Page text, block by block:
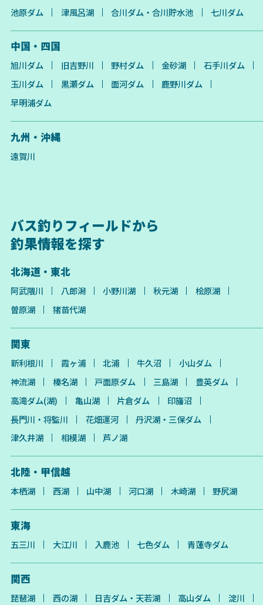
池原ダム
津風呂湖 合川ダム・合川貯水池 七川ダム
中国・四国
旭川ダム 旧吉野川 野村ダム 金砂湖
石手川ダム
玉川ダム
黒瀬ダム 面河ダム
鹿野川ダム
早明浦ダム
九州・沖縄
遠賀川
バス釣りフィールドから
釣果情報を探す
北海道・東北
阿武隈川 八郎潟 小野川湖 秋元湖
桧原湖
曽原湖
猪苗代湖
関東
新利根川 霞ヶ浦 北浦 牛久沼
小山ダム
神流湖
榛名湖 戸面原ダム 三島湖
豊英ダム
高滝ダム(湖)
亀山湖 片倉ダム
印旛沼
長門川・将監川
花畑運河
丹沢湖・三保ダム
津久井湖
相模湖 芦ノ湖
北陸・甲信越
本栖湖 西湖 山中湖 河口湖 木崎湖 野尻湖
東海
五三川 大江川 入鹿池 七色ダム 青蓮寺ダム
関西
琵琶湖 西の湖 日吉ダム・天若湖 高山ダム 淀川